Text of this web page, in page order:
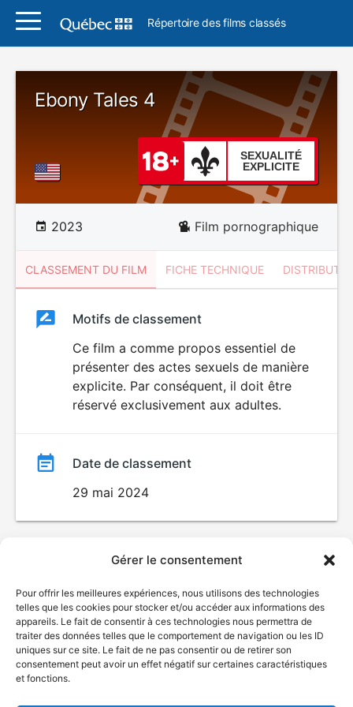
Gérer le consentement
Pour offrir les meilleures expériences, nous utilisons des technologies
telles que les cookies pour stocker et/ou accéder aux informations des
appareils. Le fait de consentir à ces technologies nous permettra de
traiter des données telles que le comportement de navigation ou les ID
uniques sur ce site. Le fait de ne pas consentir ou de retirer son
consentement peut avoir un effet négatif sur certaines caractéristiques
et fonctions.
Répertoire des films classés
Ebony Tales 4
SEXUALITÉ
EXPLICITE
2023 Film pornographique
CLASSEMENT DU FILM FICHE TECHNIQUE
ClassementClassement
SEXUALITÉ
EXPLICITE
Motifs de classement
Ce film a comme propos essentiel de
présenter des actes sexuels de manière
explicite. Par conséquent, il doit être
réservé exclusivement aux adultes.
Date de classement
29 mai 2024